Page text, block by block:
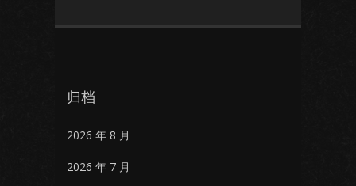
归档
2026 年 8 月
2026 年 7 月